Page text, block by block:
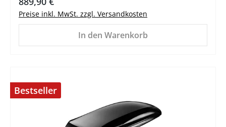
Preise inkl. MwSt. zzgl. Versandkosten
In den Warenkorb
Bestseller